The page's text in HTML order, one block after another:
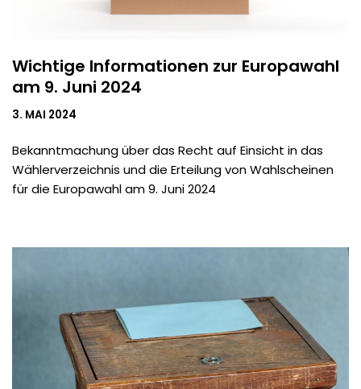
Wichtige Informationen zur Europawahl
am 9. Juni 2024
3. MAI 2024
Bekanntmachung über das Recht auf Einsicht in das
Wählerverzeichnis und die Erteilung von Wahlscheinen
für die Europawahl am 9. Juni 2024